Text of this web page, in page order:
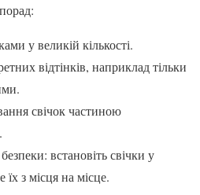
у великій кількості.
відтінків, наприклад тільки
свічок частиною
встановіть свічки у
їх з місця на місце.